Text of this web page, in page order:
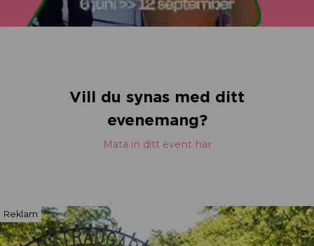
Vill du synas med ditt
evenemang?
Mata in ditt event här
Reklam